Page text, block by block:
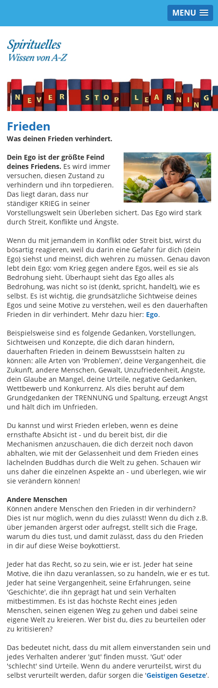
MENU
Frieden
Was deinen Frieden verhindert.
Dein Ego ist der größte Feind
deines Friedens. Es wird immer
versuchen, diesen Zustand zu
verhindern und ihn torpedieren.
Das liegt daran, dass nur
ständiger KRIEG in seiner
Vorstellungswelt sein Überleben sichert. Das Ego wird stark
durch Streit, Konflikte und Ängste.
Wenn du mit jemandem in Konflikt oder Streit bist, wirst du
bösartig reagieren, weil du darin eine Gefahr für dich (dein
Ego) siehst und meinst, dich wehren zu müssen. Genau davon
lebt dein Ego: vom Krieg gegen andere Egos, weil es sie als
Bedrohung sieht. Überhaupt sieht das Ego alles als
Bedrohung, was nicht so ist (denkt, spricht, handelt), wie es
selbst. Es ist wichtig, die grundsätzliche Sichtweise deines
Egos und seine Motive zu verstehen, weil es den dauerhaften
Frieden in dir verhindert. Mehr dazu hier: Ego.
Beispielsweise sind es folgende Gedanken, Vorstellungen,
Sichtweisen und Konzepte, die dich daran hindern,
dauerhaften Frieden in deinem Bewusstsein halten zu
können: alle Arten von 'Problemen', deine Vergangenheit, die
Zukunft, andere Menschen, Gewalt, Unzufriedenheit, Ängste,
dein Glaube an Mangel, deine Urteile, negative Gedanken,
Wettbewerb und Konkurrenz. Als dies beruht auf dem
Grundgedanken der TRENNUNG und Spaltung, erzeugt Angst
und hält dich im Unfrieden.
Du kannst und wirst Frieden erleben, wenn es deine
ernsthafte Absicht ist - und du bereit bist, dir die
Mechanismen anzuschauen, die dich derzeit noch davon
abhalten, wie mit der Gelassenheit und dem Frieden eines
lächelnden Buddhas durch die Welt zu gehen. Schauen wir
uns daher die einzelnen Aspekte an - und überlegen, wie wir
sie verändern können!
Andere Menschen
Können andere Menschen den Frieden in dir verhindern?
Dies ist nur möglich, wenn du dies zulässt! Wenn du dich z.B.
über jemanden ärgerst oder aufregst, stellt sich die Frage,
warum du dies tust, und damit zulässt, dass du den Frieden
in dir auf diese Weise boykottierst.
Jeder hat das Recht, so zu sein, wie er ist. Jeder hat seine
Motive, die ihn dazu veranlassen, so zu handeln, wie er es tut.
Jeder hat seine Vergangenheit, seine Erfahrungen, seine
'Geschichte', die ihn geprägt hat und sein Verhalten
mitbestimmen. Es ist das höchste Recht eines jeden
Menschen, seinen eigenen Weg zu gehen und dabei seine
eigene Welt zu kreieren. Wer bist du, dies zu beurteilen oder
zu kritisieren?
Das bedeutet nicht, dass du mit allem einverstanden sein und
jedes Verhalten anderer 'gut' finden musst. 'Gut' oder
'schlecht' sind Urteile. Wenn du andere verurteilst, wirst du
selbst verurteilt werden, dafür sorgen die 'Geistigen Gesetze'.